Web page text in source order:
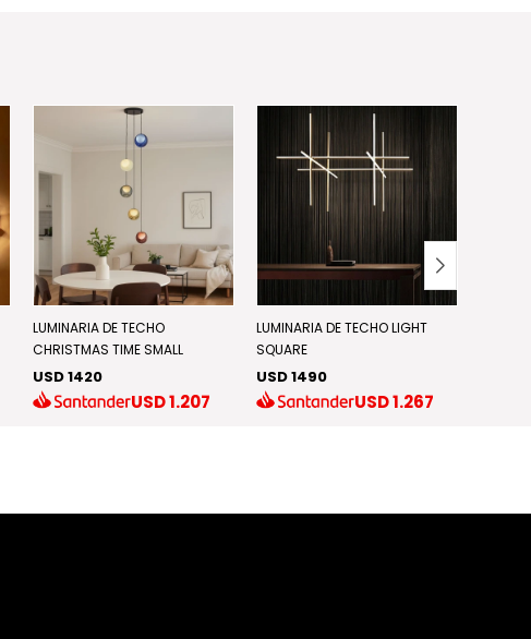
LUMINARIA DE TECHO
CHRISTMAS TIME SMALL
USD 1420
USD1.207
LUMINARIA DE TECHO LIGHT
SQUARE
USD 1490
USD1.267